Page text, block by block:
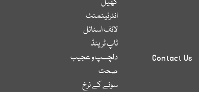
Contact Us
کھیل
انٹرٹینمنٹ
لائف اسٹائل
ٹاپ ٹرینڈ
دلچسپ و عجیب
صحت
سونے کے نرخ